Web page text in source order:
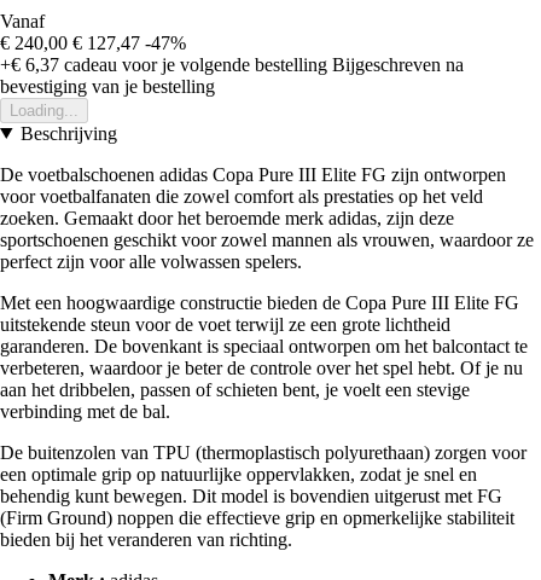
Vanaf
€ 240,00 € 127,47 -47%
+€ 6,37 cadeau voor je volgende bestelling Bijgeschreven na
bevestiging van je bestelling
Loading...
Beschrijving
De voetbalschoenen adidas Copa Pure III Elite FG zijn ontworpen
voor voetbalfanaten die zowel comfort als prestaties op het veld
zoeken. Gemaakt door het beroemde merk adidas, zijn deze
sportschoenen geschikt voor zowel mannen als vrouwen, waardoor ze
perfect zijn voor alle volwassen spelers.
Met een hoogwaardige constructie bieden de Copa Pure III Elite FG
uitstekende steun voor de voet terwijl ze een grote lichtheid
garanderen. De bovenkant is speciaal ontworpen om het balcontact te
verbeteren, waardoor je beter de controle over het spel hebt. Of je nu
aan het dribbelen, passen of schieten bent, je voelt een stevige
verbinding met de bal.
De buitenzolen van TPU (thermoplastisch polyurethaan) zorgen voor
een optimale grip op natuurlijke oppervlakken, zodat je snel en
behendig kunt bewegen. Dit model is bovendien uitgerust met FG
(Firm Ground) noppen die effectieve grip en opmerkelijke stabiliteit
bieden bij het veranderen van richting.